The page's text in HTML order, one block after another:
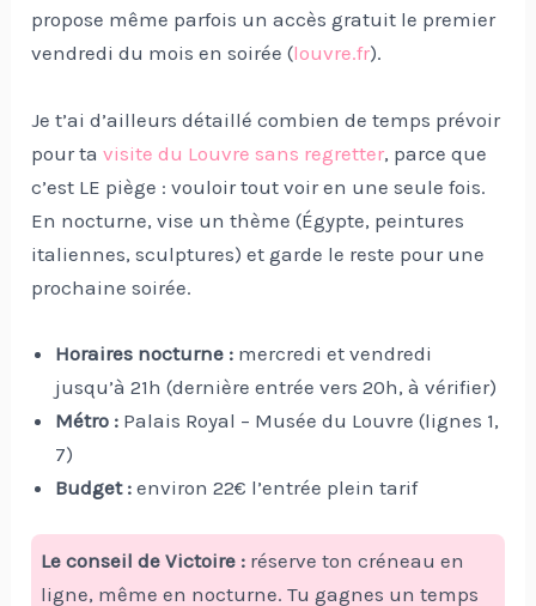
propose même parfois un accès gratuit le premier
vendredi du mois en soirée (louvre.fr).
Je t’ai d’ailleurs détaillé combien de temps prévoir
pour tavisite du Louvre sans regretter, parce que
c’est LE piège : vouloir tout voir en une seule fois.
En nocturne, vise un thème (Égypte, peintures
italiennes, sculptures) et garde le reste pour une
prochaine soirée.
Horaires nocturne : mercredi et vendredi
jusqu’à 21h (dernière entrée vers 20h, à vérifier)
Métro : Palais Royal – Musée du Louvre (lignes 1,
7)
Budget : environ 22€ l’entrée plein tarif
Le conseil de Victoire : réserve ton créneau en
ligne, même en nocturne. Tu gagnes un temps